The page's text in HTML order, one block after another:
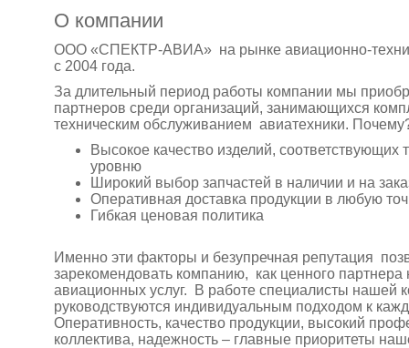
О компании
ООО «СПЕКТР-АВИА» на рынке авиационно-
с 2004 года.
За длительный период работы компании мы
партнеров среди организаций, занимающихся
техническим обслуживанием авиатехники.
Высокое качество изделий, соответствующих
уровню
Широкий выбор запчастей в наличии и на
Оперативная доставка продукции в любую
Гибкая ценовая политика
Именно эти факторы и безупречная репутация
зарекомендовать компанию, как ценного партнера
авиационных услуг. В работе специалисты нашей
руководствуются индивидуальным подходом к
Оперативность, качество продукции, высокий
коллектива, надежность – главные приоритеты